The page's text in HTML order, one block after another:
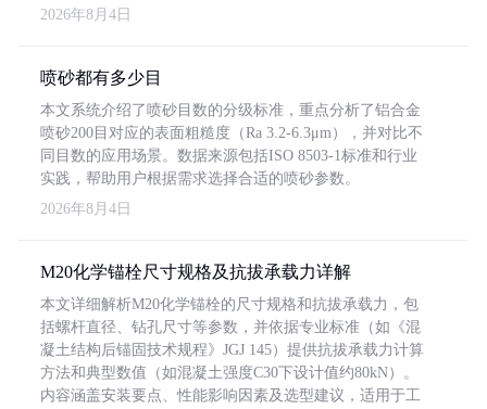
2026年8月4日
喷砂都有多少目
本文系统介绍了喷砂目数的分级标准，重点分析了铝合金
喷砂200目对应的表面粗糙度（Ra 3.2-6.3μm），并对比不
同目数的应用场景。数据来源包括ISO 8503-1标准和行业
实践，帮助用户根据需求选择合适的喷砂参数。
2026年8月4日
M20化学锚栓尺寸规格及抗拔承载力详解
本文详细解析M20化学锚栓的尺寸规格和抗拔承载力，包
括螺杆直径、钻孔尺寸等参数，并依据专业标准（如《混
凝土结构后锚固技术规程》JGJ 145）提供抗拔承载力计算
方法和典型数值（如混凝土强度C30下设计值约80kN）。
内容涵盖安装要点、性能影响因素及选型建议，适用于工